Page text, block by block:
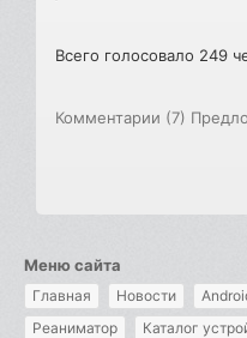
Всего голосовало 249
Комментарии (7)
Меню сайта
Главная Новости
Реаниматор
Каталог